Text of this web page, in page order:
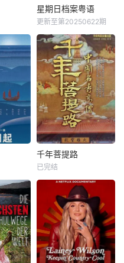
星期日档案粤语
更新至第20250622期
千年菩提路
已完结